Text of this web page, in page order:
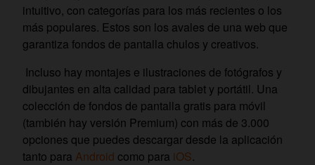
intuitivo, con categorías para los más recientes o los
más populares. Estos son los avales de una web que
garantiza fondos de pantalla chulos y creativos.
Incluso hay montajes e ilustraciones de fotógrafos y
dibujantes en alta calidad para tablet y portátil. Una
colección de fondos de pantalla gratis para móvil
(también hay versión Premium) con más de 3.000
opciones que puedes descargar desde la aplicación
tanto para Android como para iOS.